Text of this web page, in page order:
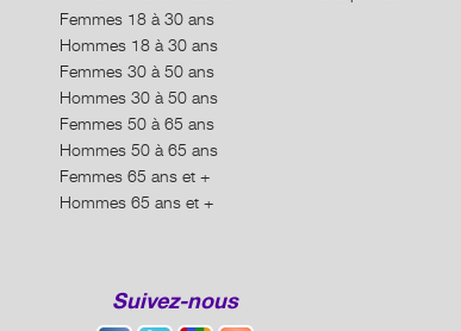
Femmes 18 à 30 ans
Hommes 18 à 30 ans
Femmes 30 à 50 ans
Hommes 30 à 50 ans
Femmes 50 à 65 ans
Hommes 50 à 65 ans
Femmes 65 ans et +
Hommes 65 ans et +
Suivez-nous